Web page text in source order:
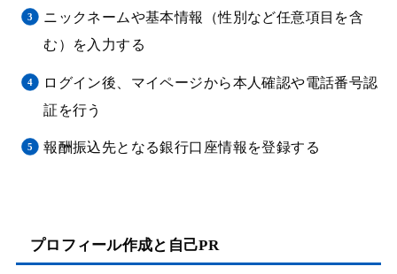
ニックネームや基本情報（性別など任意項目を含
む）を入力する
ログイン後、マイページから本人確認や電話番号認
証を行う
報酬振込先となる銀行口座情報を登録する
プロフィール作成と自己PR